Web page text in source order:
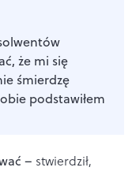
że mi się
śmierdzę
podstawiłem
– stwierdził,